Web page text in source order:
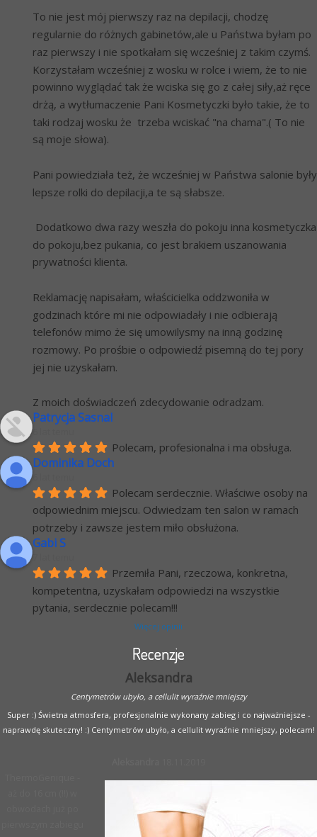
To nie jest mój pierwszy raz na depilacji, chodzę
regularnie do różnych gabinetów,ale u Państwa byłam po
raz pierwszy i nie spotkałam się wcześniej z takim czymś.
Korzystałam wcześniej z wosku w rolce i wiem, że to nie
powinno wyglądać tak że wciska się go z całej siły,aż ręce
drżą, a wytłumaczenie Pani Kosmetyczki było takie, że to
taki rodzaj wosku że  trzeba wciskać "na chama".( To nie
są moje słowa).
Pani powiedziała też, że wcześniej w Państwa salonie były
lepsze rolki do depilacji,a te są słabsze.
Dodatkowo dwa razy weszła do pokoju inna kosmetyczka
do pokoju,bez pukania, co jest brakiem uszanowania
prywatności klienta.
Reklamację napisałam, właścicielka oddzwoniła w
godzinach które mi nie odpowiadały i nie odbierają
telefonów mimo że się umowilysmy na inną godzinę
rozmowy. Po prośbie o odpowiedź pisemną do tej pory
jej nie uzyskałam.
Z moich doświadczeń zdecydowanie odradzam.
Patrycja Sasnal
Polecam, profesionalna i ma obsługa.
Dominika Doch
Polecam serdecznie. Właściwe osoby na
odpowiednim miejscu. Odwiedzam ten salon w ramach
potrzeby i zawsze jestem miło obsłużona.
Gabi S
Przemiła Pani, rzeczowa, konkretna,
kompetentna, uzyskałam odpowiedzi na wszystkie
pytania, serdecznie polecam!!!
Więcej opinii
Recenzje
Aleksandra
Centymetrów ubyło, a cellulit wyraźnie mniejszy
Super :) Świetna atmosfera, profesjonalnie wykonany zabieg i co najważniejsze -
naprawdę skuteczny! :) Centymetrów ubyło, a cellulit wyraźnie mniejszy, polecam!